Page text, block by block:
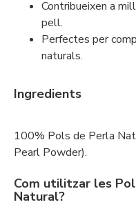
Contribueixen a
pell.
Perfectes per
naturals.
Ingredients
100% Pols de Perla
Pearl Powder).
Com utilitzar les
Natural?